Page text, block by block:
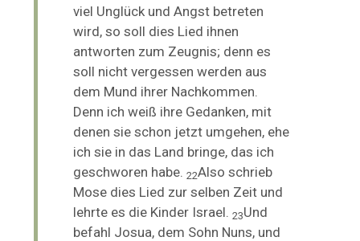
viel Unglück und Angst betreten
wird, so soll dies Lied ihnen
antworten zum Zeugnis; denn es
soll nicht vergessen werden aus
dem Mund ihrer Nachkommen.
Denn ichweiß ihre Gedanken, mit
denen sie schon jetzt umgehen, ehe
ich sie in das Land bringe, das ich
geschworen habe.22Also schrieb
Mose dies Lied zur selben Zeit und
lehrte es die Kinder Israel.23Und
befahl Josua, dem Sohn Nuns, und